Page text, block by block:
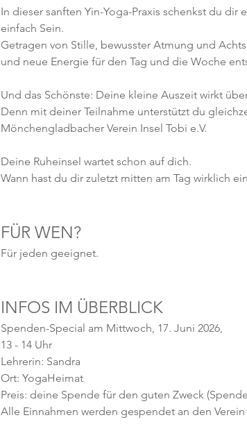
In dieser sanften Yin-Yoga-Praxis schenkst du
einfach Sein.
Getragen von Stille, bewusster Atmung und
und neue Energie für den Tag und die Woche
Und das Schönste: Deine kleine Auszeit wirkt
Denn mit deiner Teilnahme unterstützt du
Mönchengladbacher Verein Insel Tobi e.V.
Deine Ruheinsel wartet schon auf dich.
Wann hast du dir zuletzt mitten am Tag wirklich
FÜR WEN?
Für jeden geeignet.
INFOS IM ÜBERBLICK
Spenden-Special am Mittwoch, 17. Juni 2026,
13 - 14 Uhr
Lehrerin: Sandra
Ort: YogaHeimat
Preis: deine Spende für den guten Zweck
Alle Einnahmen werden gespendet an den Verein